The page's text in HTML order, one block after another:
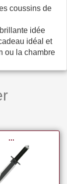
coussins de
idée
idéal et
ou la chambre
...